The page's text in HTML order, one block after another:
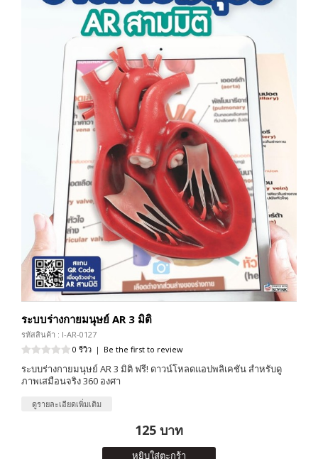
ระบบร่างกายมนุษย์ AR 3 มิติ
รหัสสินค้า : I-AR-0127
0 รีวิว | Be the first to review
ระบบร่างกายมนุษย์ AR 3 มิติ ฟรี! ดาวน์โหลดแอปพลิเคชัน สำหรับดู
ภาพเสมือนจริง 360 องศา
ดูรายละเอียดเพิ่มเติม
125 บาท
หยิบใส่ตะกร้า